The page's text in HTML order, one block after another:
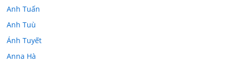
Anh Tuấn
Anh Tuù
Ánh Tuyết
Anna Hà